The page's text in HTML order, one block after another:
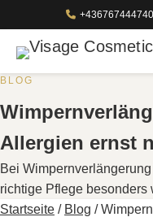
+436767444740
BLOG
Allergien ernst
Bei
richtige Pflege besonders
Startseite / Blog /